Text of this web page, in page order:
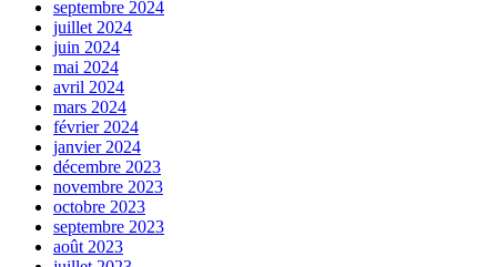
septembre 2024
juillet 2024
juin 2024
mai 2024
avril 2024
mars 2024
février 2024
janvier 2024
décembre 2023
novembre 2023
octobre 2023
septembre 2023
août 2023